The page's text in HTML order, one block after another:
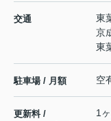
交通 東
京
東
駐車場 / 月額 空
更新料 /
1